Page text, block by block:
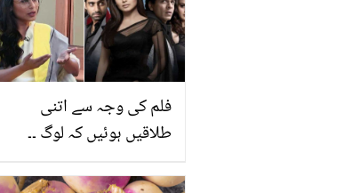
فلم کی وجہ سے اتنی
طلاقیں ہوئیں کہ لوگ ۔۔